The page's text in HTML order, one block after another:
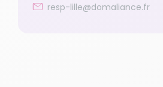
resp-lille@domaliance.fr